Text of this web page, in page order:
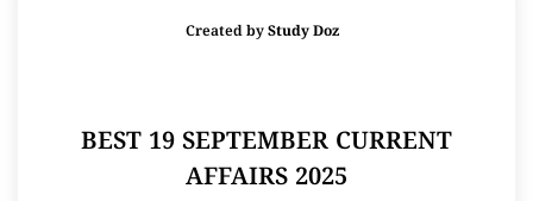
Created byStudy Doz
BEST 19 SEPTEMBER CURRENT
AFFAIRS 2025